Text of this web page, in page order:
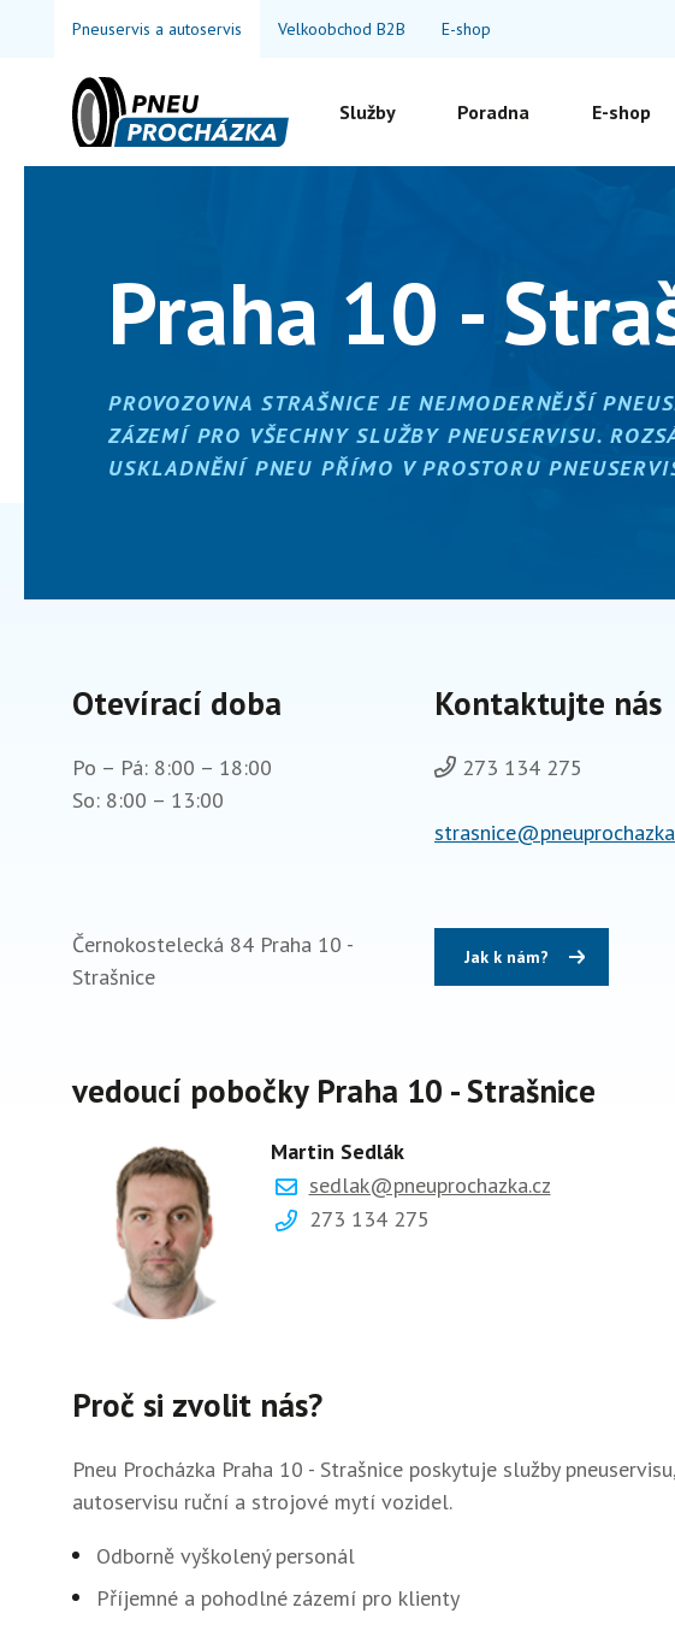
Pneuservis a autoservis Velkoobchod B2B E-shop
Služby Poradna E-shop
Praha 10 -
PROVOZOVNA STRAŠNICE JE NEJMODERNĚJŠÍ
ZÁZEMÍ PRO VŠECHNY SLUŽBY PNEUSERVISU.
USKLADNĚNÍ PNEU PŘÍMO V PROSTORU
Otevírací doba
Po – Pá: 8:00 – 18:00
So: 8:00 – 13:00
Kontaktujte nás
273 134 275
Černokostelecká 84 Praha 10 -
Strašnice
Jak k nám?
vedoucí pobočky Praha 10 - Strašnice
Martin Sedlák
sedlak@pneuprochazka.cz
273 134 275
Proč si zvolit nás?
Pneu Procházka Praha 10 - Strašnice poskytuje služby pneuservisu,
autoservisu ruční a strojové mytí vozidel.
Odborně vyškolený personál
Příjemné a pohodlné zázemí pro klienty